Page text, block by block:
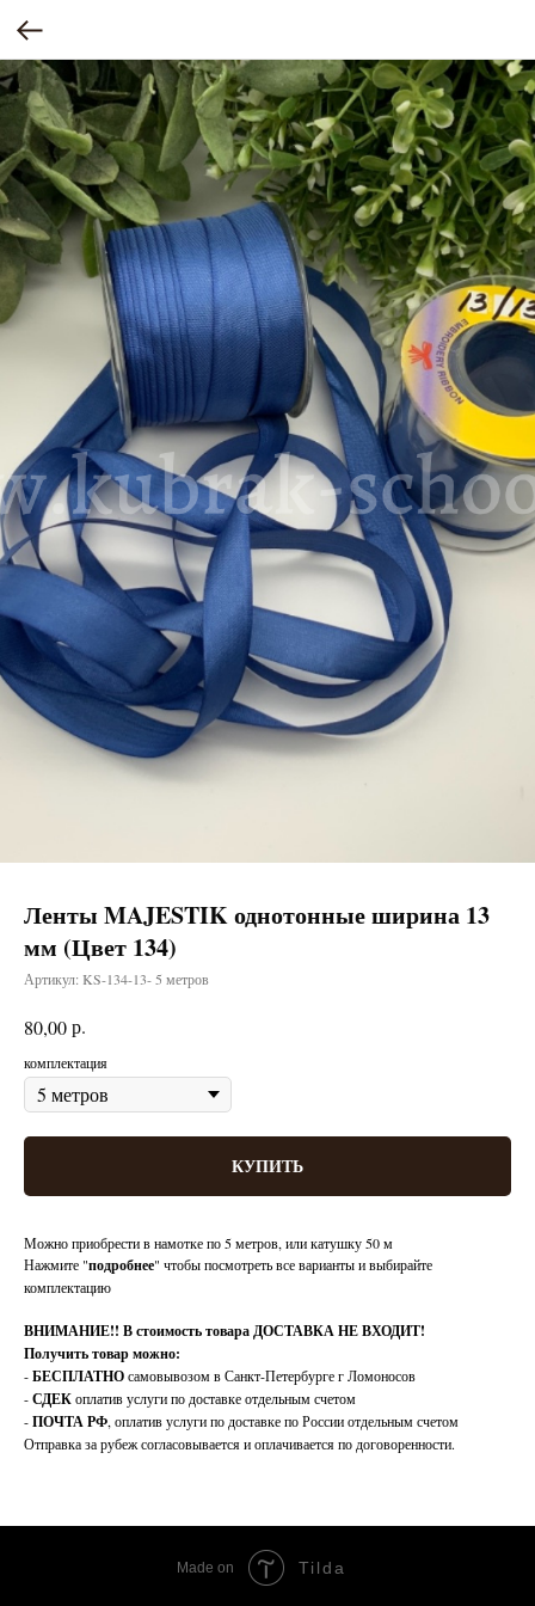
Ленты MAJESTIK однотонные ширина 13
мм (Цвет 134)
Артикул: KS-134-13- 5 метров
80,00р.
комплектация
КУПИТЬ
Можно приобрести в намотке по 5 метров, или катушку 50 м
Нажмите "подробнее" чтобы посмотреть все варианты и выбирайте
комплектацию
ВНИМАНИЕ!! В стоимость товара ДОСТАВКА НЕ ВХОДИТ!
Получить товар можно:
-БЕСПЛАТНОсамовывозом в Санкт-Петербурге г Ломоносов
-СДЕКоплатив услуги по доставке отдельным счетом
-ПОЧТА РФ, оплатив услуги по доставке по России отдельным счетом
Отправка за рубеж согласовывается и оплачивается по договоренности.
Made on Tilda